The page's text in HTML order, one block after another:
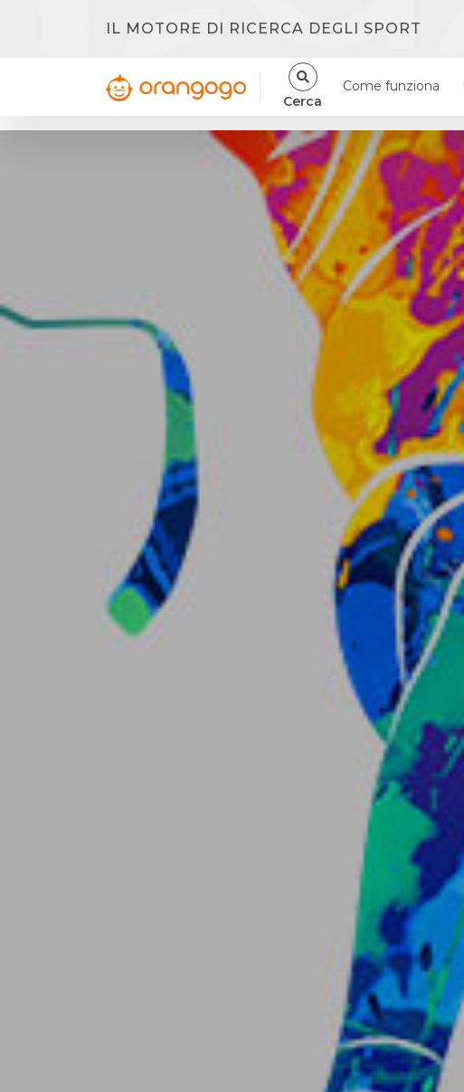
IL MOTORE DI RICERCA DEGLI SPORT
Cerca
Come funziona